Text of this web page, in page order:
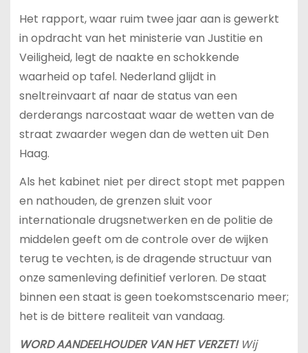
Het rapport, waar ruim twee jaar aan is gewerkt
in opdracht van het ministerie van Justitie en
Veiligheid, legt de naakte en schokkende
waarheid op tafel. Nederland glijdt in
sneltreinvaart af naar de status van een
derderangs narcostaat waar de wetten van de
straat zwaarder wegen dan de wetten uit Den
Haag.
Als het kabinet niet per direct stopt met pappen
en nathouden, de grenzen sluit voor
internationale drugsnetwerken en de politie de
middelen geeft om de controle over de wijken
terug te vechten, is de dragende structuur van
onze samenleving definitief verloren. De staat
binnen een staat is geen toekomstscenario meer;
het is de bittere realiteit van vandaag.
WORD AANDEELHOUDER VAN HET VERZET! Wij